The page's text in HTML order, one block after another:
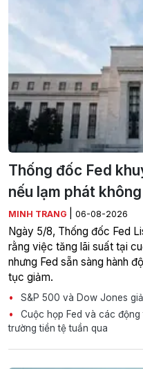
Thống đốc Fed
nếu lạm phát
MINH TRANG 06-08-2026
Ngày 5/8, Thống đốc Fed
rằng việc tăng lãi suất tại
nhưng Fed sẵn sàng hành
tục giảm.
S&P 500 và Dow Jones
Cuộc họp Fed và các
trường tiền tệ tuần qua